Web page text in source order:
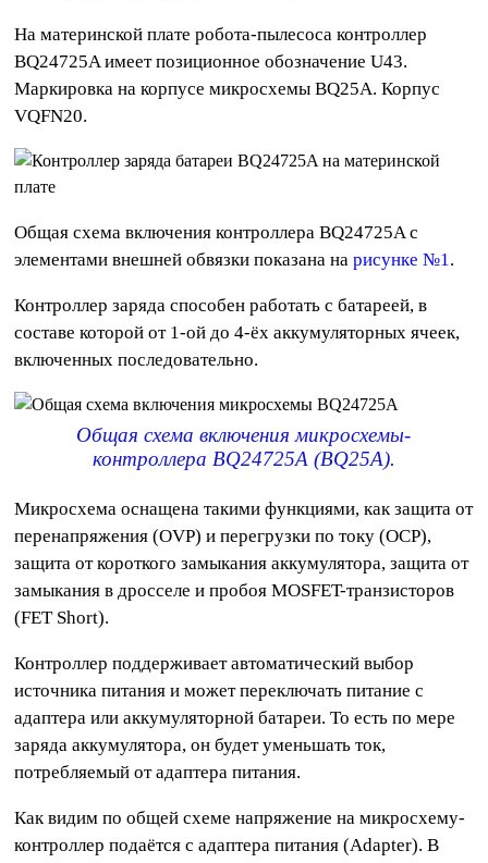
На материнской плате робота-пылесоса контроллер
BQ24725A имеет позиционное обозначение U43.
Маркировка на корпусе микросхемы BQ25A. Корпус
VQFN20.
Общая схема включения контроллера BQ24725A с
элементами внешней обвязки показана нарисунке №1.
Контроллер заряда способен работать с батареей, в
составе которой от 1-ой до 4-ёх аккумуляторных ячеек,
включенных последовательно.
Общая схема включения микросхемы-
контроллера BQ24725A (BQ25A).
Микросхема оснащена такими функциями, как защита от
перенапряжения (OVP) и перегрузки по току (OCP),
защита от короткого замыкания аккумулятора, защита от
замыкания в дросселе и пробоя MOSFET-транзисторов
(FET Short).
Контроллер поддерживает автоматический выбор
источника питания и может переключать питание с
адаптера или аккумуляторной батареи. То есть по мере
заряда аккумулятора, он будет уменьшать ток,
потребляемый от адаптера питания.
Как видим по общей схеме напряжение на микросхему-
контроллер подаётся с адаптера питания (Adapter). В